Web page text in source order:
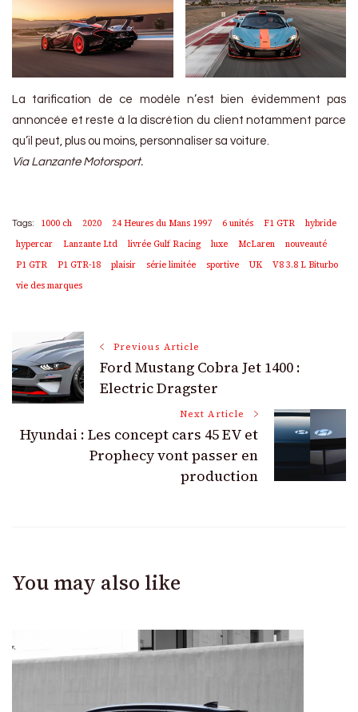
La tarification de ce modèle n’est bien évidemment pas
annoncée et reste à la discrétion du client notamment parce
qu’il peut, plus ou moins, personnaliser sa voiture.
Via Lanzante Motorsport.
Tags: 1000 ch 2020 24 Heures du Mans 1997 6 unités F1 GTR
hybride
hypercar
Lanzante Ltd livrée Gulf Racing luxe McLaren
nouveauté
P1 GTR
P1 GTR-18 plaisir série limitée sportive UK
V8 3.8 L Biturbo
vie des marques
Post
Navigation
Previous Article
Ford Mustang Cobra Jet 1400 :
Electric Dragster
Next Article
Hyundai : Les concept cars 45 EV et
Prophecy vont passer en
production
You may also like